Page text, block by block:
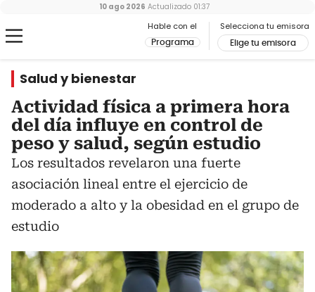
Hable con el
Programa
Selecciona tu emisora
Elige tu emisora
10 ago 2026 Actualizado 01:37
Salud y bienestar
Actividad física a primera hora
del día influye en control de
peso y salud, según estudio
Los resultados revelaron una fuerte
asociación lineal entre el ejercicio de
moderado a alto y la obesidad en el grupo de
estudio